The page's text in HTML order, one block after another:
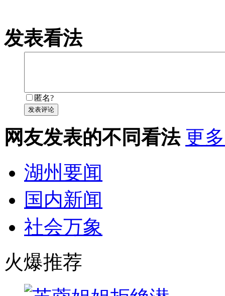
发表看法
匿名?
发表评论
网友发表的不同看法 更
湖州要闻
国内新闻
社会万象
火爆推荐